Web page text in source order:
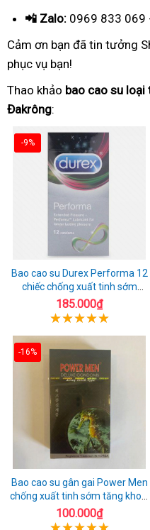
📲 Zalo: 0969 833 069
Cảm ơn bạn đã tin tưởng
phục vụ bạn!
Thao khảo bao cao su loại
Đakrông:
-9%
Bao cao su Durex Performa 12
chiếc chống xuất tinh sớm
chuẩn Thái Lan
185.000₫
-16%
Bao cao su gân gai Power Men
chống xuất tinh sớm tăng khoái
cảm
100.000₫